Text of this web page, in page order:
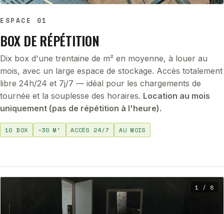
ESPACE 01
BOX DE RÉPÉTITION
Dix box d'une trentaine de m² en moyenne, à louer au
mois, avec un large espace de stockage. Accès totalement
libre 24h/24 et 7j/7 — idéal pour les chargements de
tournée et la souplesse des horaires. Location au mois
uniquement (pas de répétition à l'heure).
10 BOX ~30 M² ACCÈS 24/7 AU MOIS
2 / 8